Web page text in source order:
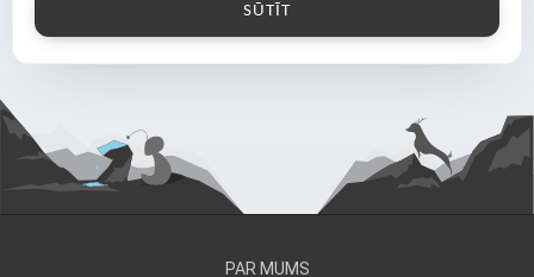
PAR MUMS